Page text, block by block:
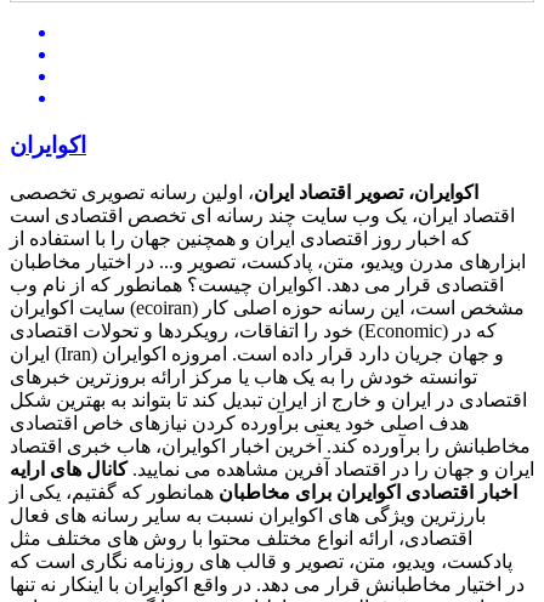
اکوایران
اکوایران، تصویر اقتصاد ایران، اولین رسانه تصویری تخصصی
اقتصاد ایران، یک وب سایت چند رسانه ای تخصص اقتصادی است
که اخبار روز اقتصادی ایران و همچنین جهان را با استفاده از
ابزارهای مدرن ویدیو، متن، پادکست، تصویر و... در اختیار مخاطبان
اقتصادی قرار می دهد. اکوایران چیست؟ همانطور که از نام وب
سایت اکوایران (ecoiran) مشخص است، این رسانه حوزه اصلی کار
خود را اتفاقات، رویکردها و تحولات اقتصادی (Economic) که در
ایران (Iran) و جهان جریان دارد قرار داده است. امروزه اکوایران
توانسته خودش را به یک هاب یا مرکز ارائه بروزترین خبرهای
اقتصادی در ایران و خارج از ایران تبدیل کند تا بتواند به بهترین شکل
هدف اصلی خود یعنی برآورده کردن نیازهای خاص اقتصادی
مخاطبانش را برآورده کند. آخرین اخبار اکوایران، هاب خبری اقتصاد
ایران و جهان را در اقتصاد آفرین مشاهده می نمایید.کانال های ارایه
اخبار اقتصادی اکوایران برای مخاطبان همانطور که گفتیم، یکی از
بارزترین ویژگی های اکوایران نسبت به سایر رسانه های فعال
اقتصادی، ارائه انواع مختلف محتوا با روش های مختلف مثل
پادکست، ویدیو، متن، تصویر و قالب های روزنامه نگاری است که
در اختیار مخاطبانش قرار می دهد. در واقع اکوایران با اینکار نه تنها